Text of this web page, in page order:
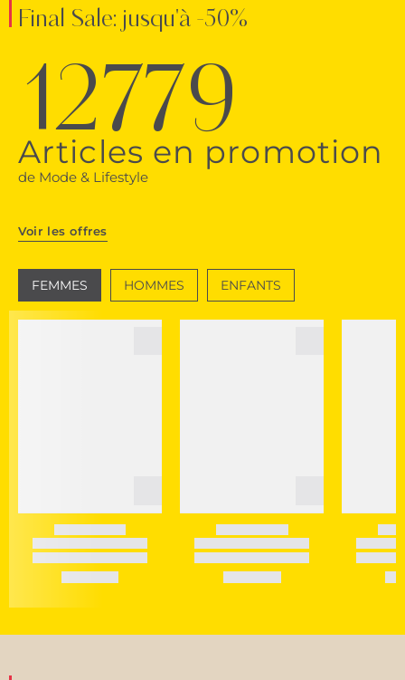
Final Sale: jusqu'à -50%
12779
Articles en promotion
de Mode & Lifestyle
Voir les offres
FEMMES HOMMES ENFANTS